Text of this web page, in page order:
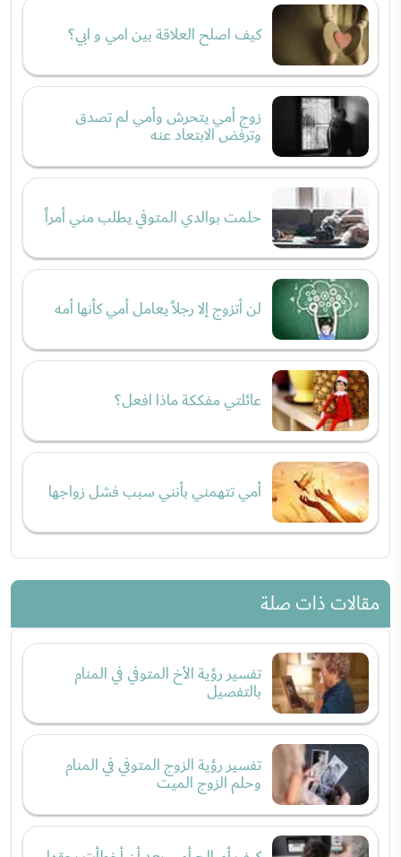
كيف اصلح العلاقة بين امي و ابي؟
زوج أمي يتحرش وأمي لم تصدق
وترفض الابتعاد عنه
حلمت بوالدي المتوفي يطلب مني أمراً
لن أتزوج إلا رجلاً يعامل أمي كأنها أمه
عائلتي مفككة ماذا افعل؟
أمي تتهمني بأنني سبب فشل زواجها
مقالات ذات صلة
تفسير رؤية الأخ المتوفي في المنام
بالتفصيل
تفسير رؤية الزوج المتوفي في المنام
وحلم الزوج الميت